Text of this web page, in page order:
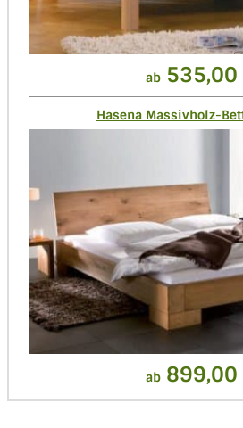
ab535,00
Hasena Massivholz-
ab899,00